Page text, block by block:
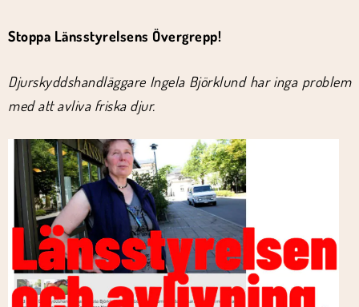
Stoppa Länsstyrelsens Övergrepp!
Djurskyddshandläggare Ingela Björklund har inga problem
med att avliva friska djur.